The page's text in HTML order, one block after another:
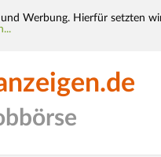
Werbung. Hierfür setzten